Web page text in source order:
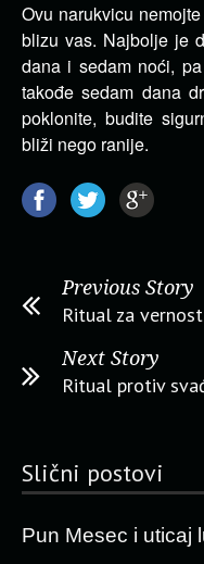
Ovu narukvicu
blizu vas. Najbolje je
dana i sedam noći,
takođe sedam dana
poklonite, budite
bliži nego ranije.
Previous Story
Ritual za vernost
Next Story
Ritual protiv
Slični postovi
Pun Mesec i uticaj